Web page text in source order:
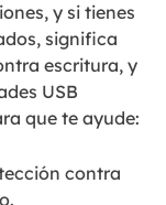
y si tienes
significa
escritura, y
USB
que te ayude:
contra